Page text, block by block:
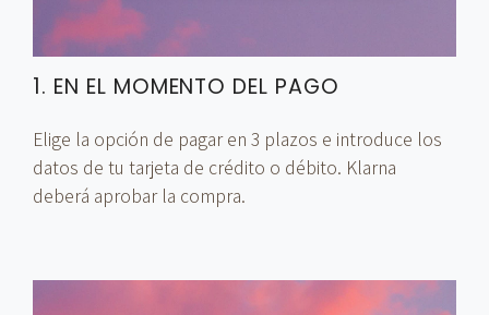
1. EN EL MOMENTO DEL PAGO
Elige la opción de pagar en 3 plazos e introduce los
datos de tu tarjeta de crédito o débito. Klarna
deberá aprobar la compra.